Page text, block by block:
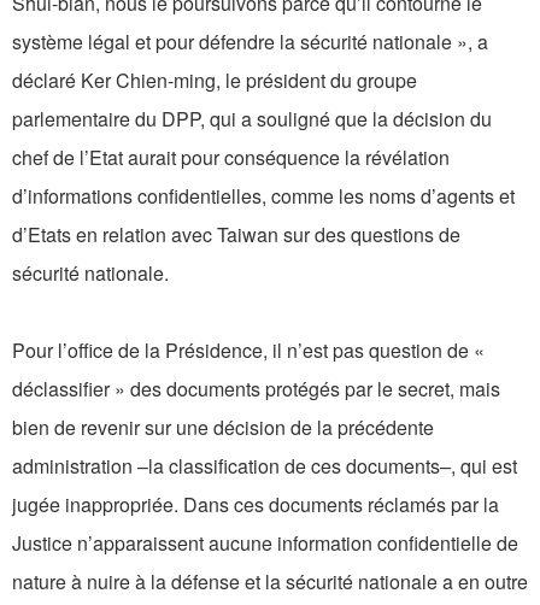
système légal et pour défendre la sécurité nationale », a
déclaré Ker Chien-ming, le président du groupe
parlementaire du DPP, qui a souligné que la décision du
chef de l’Etat aurait pour conséquence la révélation
d’informations confidentielles, comme les noms d’agents et
d’Etats en relation avec Taiwan sur des questions de
sécurité nationale.
Pour l’office de la Présidence, il n’est pas question de «
déclassifier » des documents protégés par le secret, mais
bien de revenir sur une décision de la précédente
administration –la classification de ces documents–, qui est
jugée inappropriée. Dans ces documents réclamés par la
Justice n’apparaissent aucune information confidentielle de
nature à nuire à la défense et la sécurité nationale a en outre